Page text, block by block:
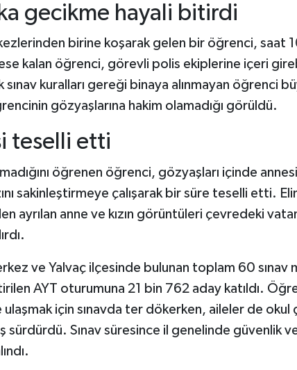
gecikme hayali bitirdi
birine koşarak gelen bir öğrenci, saat
kalan öğrenci, görevli polis ekiplerine içeri
kuralları gereği binaya alınmayan öğrenci
gözyaşlarına hakim olamadığı görüldü.
teselli etti
öğrenen öğrenci, gözyaşları içinde
sakinleştirmeye çalışarak bir süre teselli etti.
ayrılan anne ve kızın görüntüleri çevredeki
ve Yalvaç ilçesinde bulunan toplam 60 sınav
AYT oturumuna 21 bin 762 aday katıldı.
ulaşmak için sınavda ter dökerken, aileler de okul
sürdürdü. Sınav süresince il genelinde güvenlik